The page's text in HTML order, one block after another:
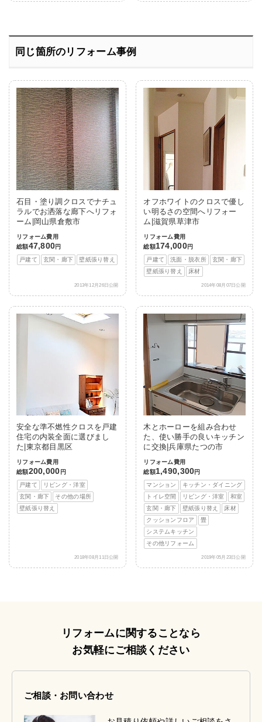
同じ箇所のリフォーム事例
石目・塗り調クロスでナチュ
ラルでお洒落な廊下へリフォ
ーム|岡山県倉敷市
リフォーム費用
総額47,800円
戸建て
玄関・廊下 壁紙張り替え
2013年12月26日公開
オフホワイトのクロスで優し
い明るさの空間へリフォー
ム|滋賀県草津市
リフォーム費用
総額174,000円
戸建て
洗面・脱衣所
玄関・廊下
壁紙張り替え
床材
2014年08月07日公開
安全な準不燃性クロスを戸建
住宅の内装全面に選びまし
た|東京都目黒区
リフォーム費用
総額200,000 円
戸建て
リビング・洋室
玄関・廊下
その他の場所
壁紙張り替え
2018年08月11日公開
木とホーローを組み合わせ
た、使い勝手の良いキッチン
に交換|兵庫県たつの市
リフォーム費用
総額1,490,300円
マンション
キッチン・ダイニング
トイレ空間
リビング・洋室
和室
玄関・廊下
壁紙張り替え
床材
クッションフロア
畳
システムキッチン
その他リフォーム
2019年05月23日公開
リフォームに関することなら
お気軽にご相談ください
ご相談・お問い合わせ